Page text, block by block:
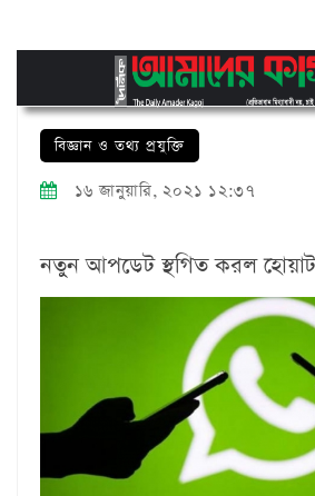
বিজ্ঞান ও তথ্য প্রযুক্তি
১৬ জানুয়ারি, ২০২১ ১২:৩৭
নতুন আপডেট স্থগিত করল